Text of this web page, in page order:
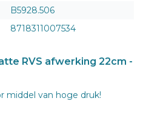
B5928.506
8718311007534
RVS afwerking 22cm -
middel van hoge druk!